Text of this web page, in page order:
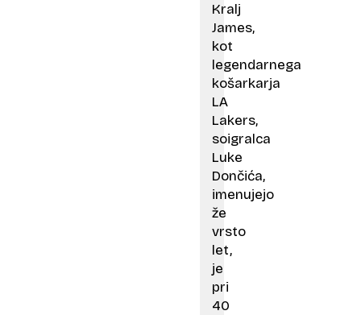
Kralj
James,
kot
legendarnega
košarkarja
LA
Lakers,
soigralca
Luke
Dončića,
imenujejo
že
vrsto
let,
je
pri
40